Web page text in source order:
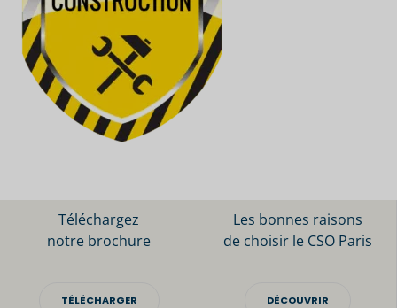
Téléchargez
notre brochure
TÉLÉCHARGER
Les bonnes raisons
de choisir le CSO Paris
DÉCOUVRIR